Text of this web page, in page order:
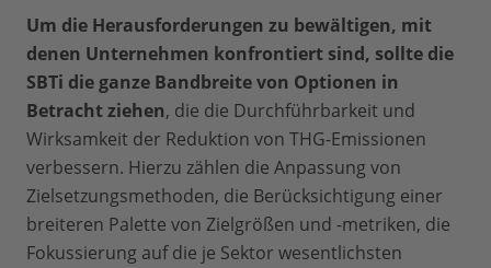
Um die Herausforderungen zu bewältigen, mit
denen Unternehmen konfrontiert sind, sollte die
SBTi die ganze Bandbreite von Optionen in
Betracht ziehen, die die Durchführbarkeit und
Wirksamkeit der Reduktion von THG-Emissionen
verbessern. Hierzu zählen die Anpassung von
Zielsetzungsmethoden, die Berücksichtigung einer
breiteren Palette von Zielgrößen und -metriken, die
Fokussierung auf die je Sektor wesentlichsten